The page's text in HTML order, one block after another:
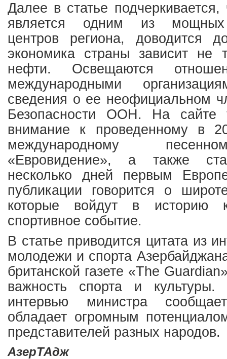
Далее в статье
является одним из мощных
центров региона, доводится
экономика страны зависит не
нефти. Освещаются
международными
сведения о ее неофициальном
Безопасности ООН. На сайте
внимание к проведенному в
международному
«Евровидение», а также
несколько дней первым
публикации говорится о
которые войдут в историю
спортивное событие.
В статье приводится цитата из
молодежи и спорта
британской газете «The
важность спорта и
интервью министра
обладает огромным
представителей разных народов.
АзерТАдж